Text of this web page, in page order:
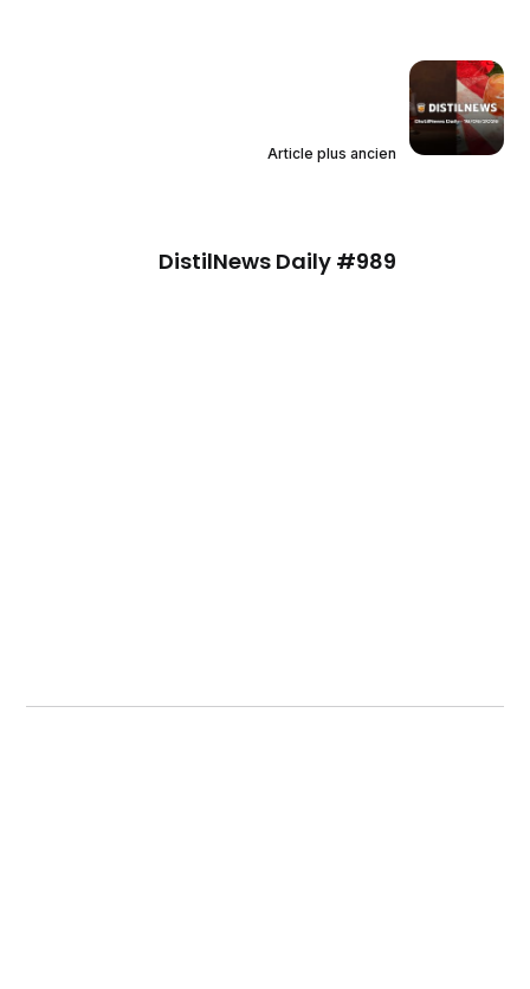
Article plus ancien
DistilNews Daily #989